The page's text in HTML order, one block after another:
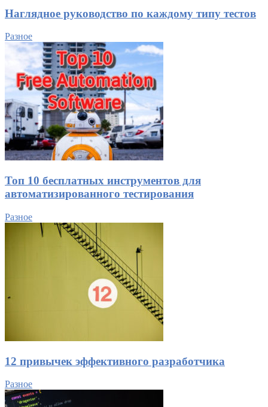
Наглядное руководство по каждому типу тестов
Разное
Топ 10 бесплатных инструментов для
автоматизированного тестирования
Разное
12 привычек эффективного разработчика
Разное